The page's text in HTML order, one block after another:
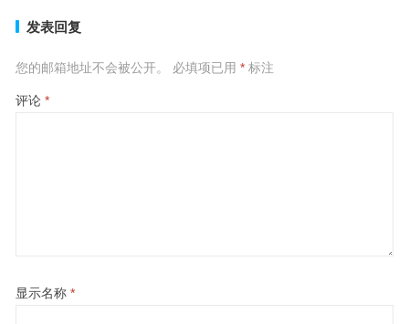
发表回复
您的邮箱地址不会被公开。 必填项已用 *标注
评论 *
显示名称 *